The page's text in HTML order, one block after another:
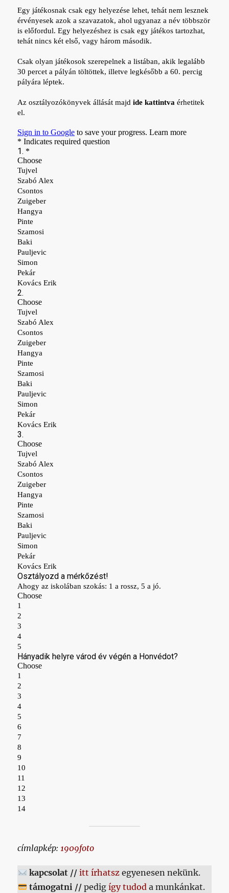
címlapkép:1909foto
kapcsolat // itt írhatszegyenesen nekünk.
támogatni //pedig így tudoda munkánkat.